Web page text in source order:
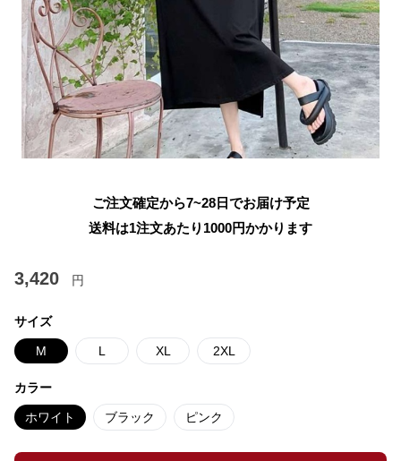
ご注文確定から7~28日でお届け予定
送料は1注文あたり 1000円かかります
3,420 円
サイズ
M L XL 2XL
カラー
ホワイト ブラック ピンク